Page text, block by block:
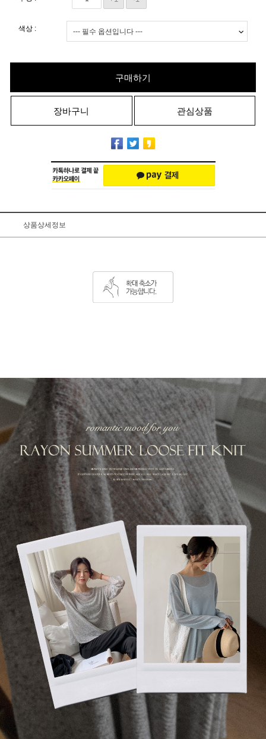
색상 :
구매하기
장바구니 관심상품
상품상세정보